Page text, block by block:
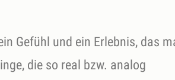
Gefühl und ein Erlebnis, das
die so real bzw. analog